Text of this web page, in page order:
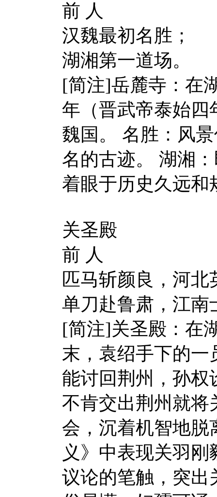
前 人
汉魏最初名胜；
湖湘第一道场。
[简注]岳麓寺：在
年（晋武帝泰始四
魏国。 名胜：风
名的古迹。 湖湘
着眼于历史久远和
关圣殿
前 人
匹马斩颜良，河北
单刀赴鲁肃，江南
[简注]关圣殿：在
末，袁绍手下的一
能讨回荆州，孙权
不肯交出荆州就将
会，沉着机智地脱
义》中表现关羽
议论的笔触，突出